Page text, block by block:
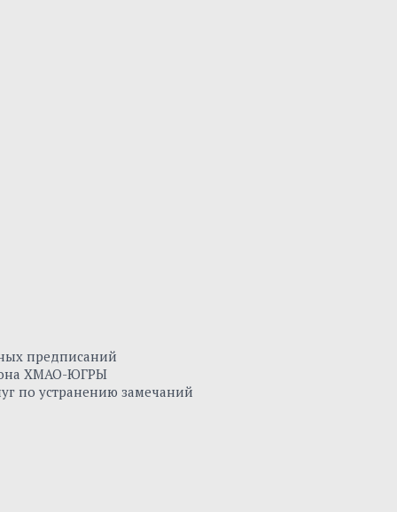
предписаний
ХМАО-ЮГРЫ
по устранению замечаний